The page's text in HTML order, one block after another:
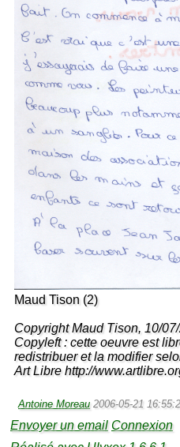
Maud Tison (2)
Copyright Maud Tison, 10/
Copyleft : cette oeuvre est
redistribuer et la modifier
Art Libre http://
Antoine Moreau 2006-05-21
Envoyer un email Connexion